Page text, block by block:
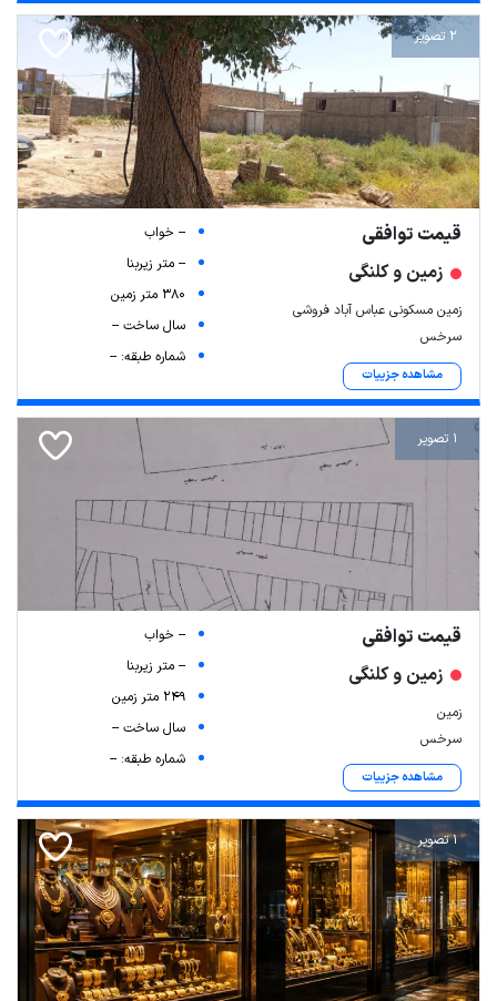
2 تصویر
قیمت توافقی
زمین و کلنگی
زمین مسکونی عباس آباد فروشی
سرخس
مشاهده جزییات
-- خواب
-- متر زیربنا
380 متر زمین
سال ساخت --
شماره طبقه: --
1 تصویر
قیمت توافقی
زمین و کلنگی
زمین
سرخس
مشاهده جزییات
-- خواب
-- متر زیربنا
249 متر زمین
سال ساخت --
شماره طبقه: --
1 تصویر